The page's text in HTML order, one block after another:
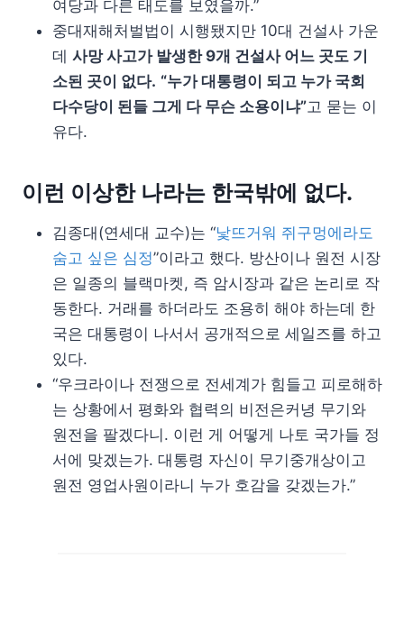
여당과 다른 태도를 보였을까.”
중대재해처벌법이 시행됐지만 10대 건설사 가운
데 사망 사고가 발생한 9개 건설사 어느 곳도 기
소된 곳이 없다. “누가 대통령이 되고 누가 국회
다수당이 된들 그게 다 무슨 소용이냐”고 묻는 이
유다.
이런 이상한 나라는 한국밖에 없다.
김종대(연세대 교수)는 “낯뜨거워 쥐구멍에라도
숨고 싶은 심정”이라고 했다. 방산이나 원전 시장
은 일종의 블랙마켓, 즉 암시장과 같은 논리로 작
동한다. 거래를 하더라도 조용히 해야 하는데 한
국은 대통령이 나서서 공개적으로 세일즈를 하고
있다.
“우크라이나 전쟁으로 전세계가 힘들고 피로해하
는 상황에서 평화와 협력의 비전은커녕 무기와
원전을 팔겠다니. 이런 게 어떻게 나토 국가들 정
서에 맞겠는가. 대통령 자신이 무기중개상이고
원전 영업사원이라니 누가 호감을 갖겠는가.”